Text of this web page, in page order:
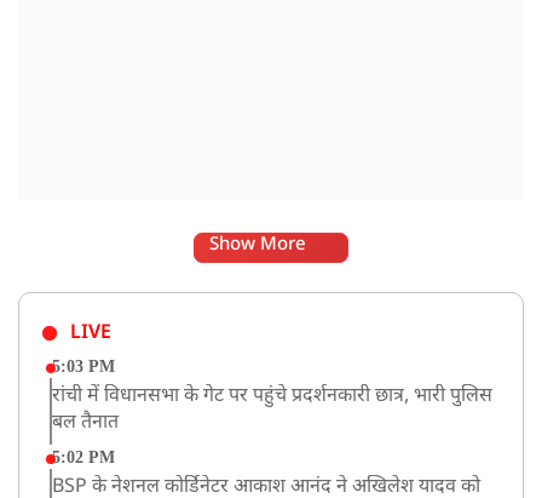
Show More
LIVE
5:03 PM
रांची में विधानसभा के गेट पर पहुंचे प्रदर्शनकारी छात्र, भारी पुलिस
बल तैनात
5:02 PM
BSP के नेशनल कोर्डिनेटर आकाश आनंद ने अखिलेश यादव को